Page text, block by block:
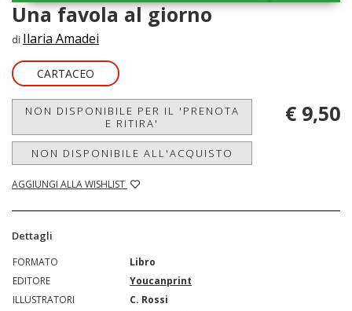
Una favola al giorno
di Ilaria Amadei
CARTACEO
NON DISPONIBILE PER IL 'PRENOTA
E RITIRA'
NON DISPONIBILE ALL'ACQUISTO
AGGIUNGI ALLA WISHLIST
€ 9,50
Dettagli
FORMATO
Libro
EDITORE
Youcanprint
ILLUSTRATORI
C. Rossi